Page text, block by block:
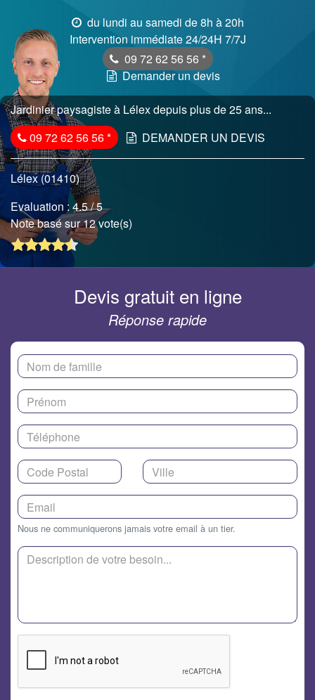
du lundi au samedi de 8h à 20h
Intervention immédiate 24/24H 7/7J
09 72 62 56 56 *
Demander un devis
Jardinier paysagiste à Lélex depuis plus de 25 ans...
09 72 62 56 56* DEMANDER UN DEVIS
Lélex (01410)
Evaluation :4.5/ 5
Note basé sur 12 vote(s)
Devis gratuit en ligne
Réponse rapide
Nous ne communiquerons jamais votre email à un tier.